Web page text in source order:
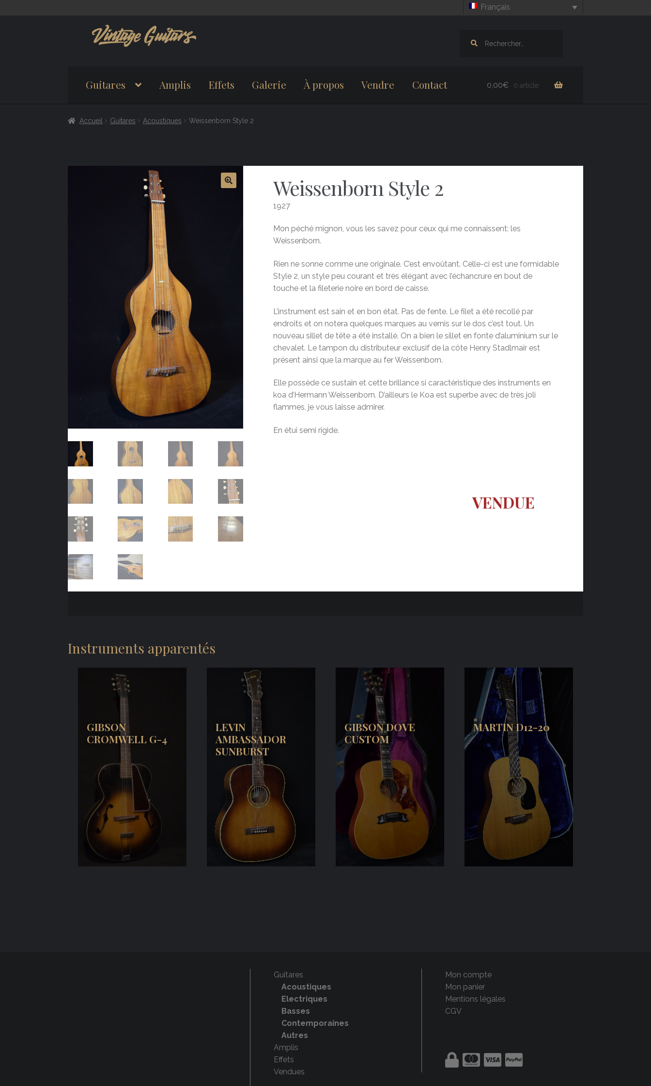
Français
la
au
contenu
Guitares Amplis Effets Galerie À propos Vendre Contact 0,00€ 0 article
Accueil Guitares Acoustiques Weissenborn Style 2
Weissenborn Style 2
1927
Mon péché mignon, vous les savez pour ceux qui me connaissent: les
Weissenborn.
Rien ne sonne comme une originale. C’est envoûtant. Celle-ci est une formidable
Style 2, un style peu courant et très élégant avec l’échancrure en bout de
touche et la fileterie noire en bord de caisse.
L’instrument est sain et en bon état. Pas de fente. Le filet a été recollé par
endroits et on notera quelques marques au vernis sur le dos c’est tout. Un
nouveau sillet de tête a été installé. On a bien le sillet en fonte d’aluminium sur le
chevalet. Le tampon du distributeur exclusif de la côte Henry Stadlmair est
présent ainsi que la marque au fer Weissenborn.
Elle possède ce sustain et cette brillance si caractéristique des instruments en
koa d’Hermann Weissenborn. D’ailleurs le Koa est superbe avec de très joli
flammes, je vous laisse admirer.
En étui semi rigide.
VENDUE
Instruments apparentés
GIBSON
CROMWELL G-4
LEVIN
AMBASSADOR
SUNBURST
GIBSON DOVE
CUSTOM
MARTIN D12-20
Guitares
Acoustiques
Electriques
Basses
Contemporaines
Autres
Amplis
Effets
Vendues
Mon compte
Mon panier
Mentions légales
CGV